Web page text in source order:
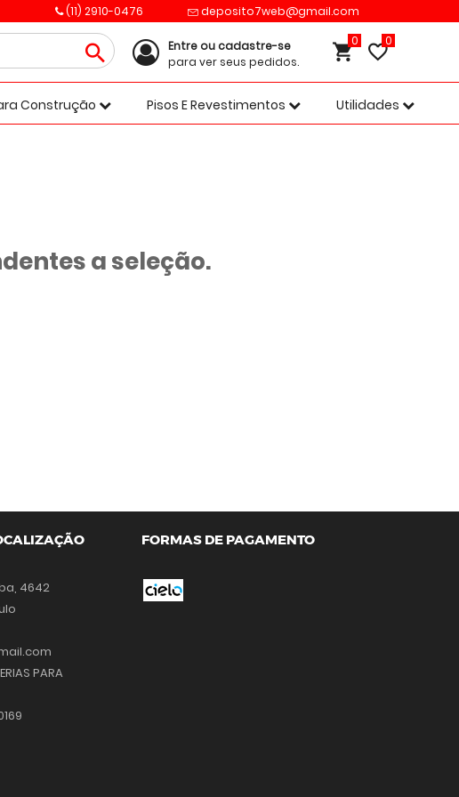
(11) 2910-0476 deposito7web@gmail.com
Entre ou cadastre-se
para ver seus pedidos.
0
Construção Pisos E Revestimentos
Utilidades
a seleção.
4642
PARA
FORMAS DE PAGAMENTO